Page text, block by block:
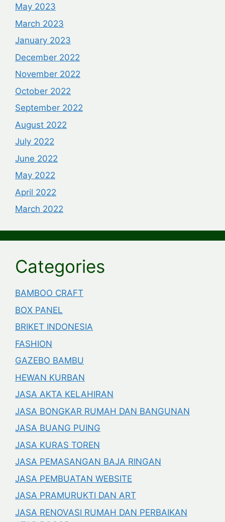
May 2023
March 2023
January 2023
December 2022
November 2022
October 2022
September 2022
August 2022
July 2022
June 2022
May 2022
April 2022
March 2022
Categories
BAMBOO CRAFT
BOX PANEL
BRIKET INDONESIA
FASHION
GAZEBO BAMBU
HEWAN KURBAN
JASA AKTA KELAHIRAN
JASA BONGKAR RUMAH DAN BANGUNAN
JASA BUANG PUING
JASA KURAS TOREN
JASA PEMASANGAN BAJA RINGAN
JASA PEMBUATAN WEBSITE
JASA PRAMURUKTI DAN ART
JASA RENOVASI RUMAH DAN PERBAIKAN